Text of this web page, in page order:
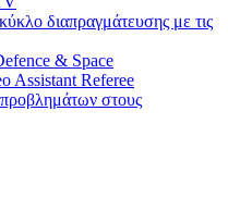
διαπραγμάτευσης με τις
& Space
Assistant Referee
στους